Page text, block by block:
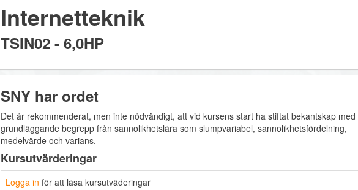
Internetteknik
TSIN02 - 6,0HP
SNY har ordet
Det är rekommenderat, men inte nödvändigt, att vid kursens start ha stiftat bekantskap med
grundläggande begrepp från sannolikhetslära som slumpvariabel, sannolikhetsfördelning,
medelvärde och varians.
Kursutvärderingar
Logga in för att läsa kursutväderingar